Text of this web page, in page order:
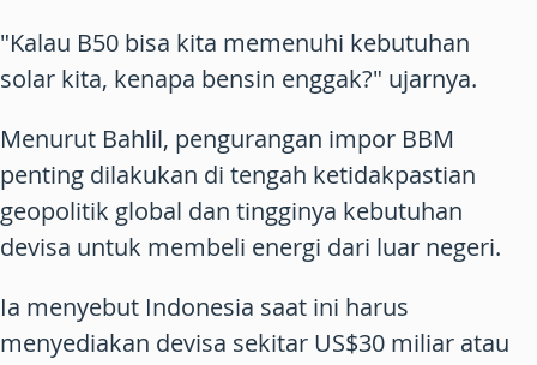
"Kalau B50 bisa kita memenuhi kebutuhan
solar kita, kenapa bensin enggak?" ujarnya.
Menurut Bahlil, pengurangan impor BBM
penting dilakukan di tengah ketidakpastian
geopolitik global dan tingginya kebutuhan
devisa untuk membeli energi dari luar negeri.
Ia menyebut Indonesia saat ini harus
menyediakan devisa sekitar US$30 miliar atau